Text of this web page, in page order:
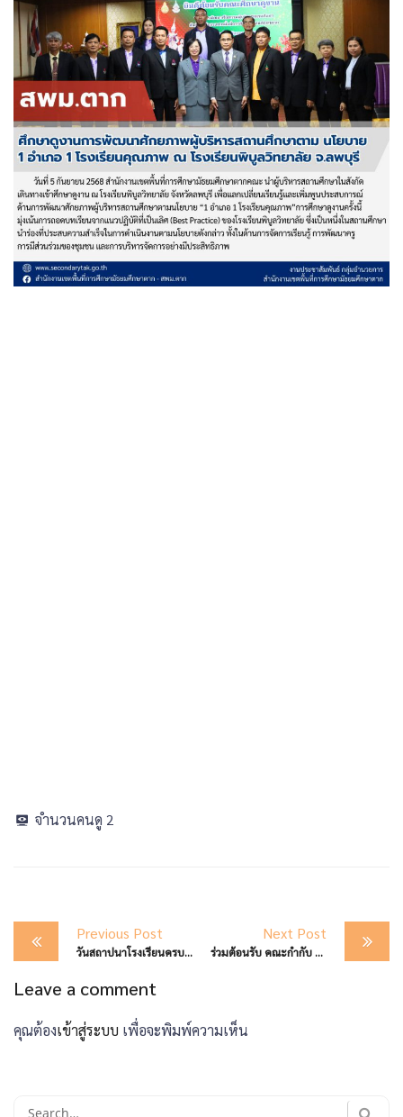
จำนวนคนดู 2
Post
navigation
Previous Post
วันสถาปนาโรงเรียนครบรอบ ๖๖ ปี
Next Post
ร่วมต้อนรับ คณะกำกับ ติดตาม นิเทศการเรียนการสอน เรื่องความฉลาดรู้ด้านการอ่าน คณิตศาสตร์ วิทยาศาสตร์ เพื่อยกระดับคุณภาพการศึกษา ตามแนวทางการประเมินระดับนานาชาติ (PISA)
Leave a comment
คุณต้องเข้าสู่ระบบ เพื่อจะพิมพ์ความเห็น
Search